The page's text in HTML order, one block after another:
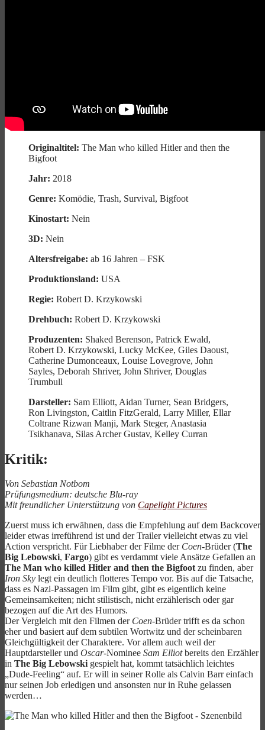
Originaltitel: The Man who killed Hitler and then the
Bigfoot
Jahr: 2018
Genre: Komödie, Trash, Survival, Bigfoot
Kinostart: Nein
3D: Nein
Altersfreigabe: ab 16 Jahren – FSK
Produktionsland: USA
Regie: Robert D. Krzykowski
Drehbuch: Robert D. Krzykowski
Produzenten: Shaked Berenson, Patrick Ewald,
Robert D. Krzykowski, Lucky McKee, Giles Daoust,
Catherine Dumonceaux, Louise Lovegrove, John
Sayles, Deborah Shriver, John Shriver, Douglas
Trumbull
Darsteller: Sam Elliott, Aidan Turner, Sean Bridgers,
Ron Livingston, Caitlin FitzGerald, Larry Miller, Ellar
Coltrane Rizwan Manji, Mark Steger, Anastasia
Tsikhanava, Silas Archer Gustav, Kelley Curran
Kritik:
Von Sebastian Notbom
Prüfungsmedium: deutsche Blu-ray
Mit freundlicher Unterstützung von Capelight Pictures
Zuerst muss ich erwähnen, dass die Empfehlung auf dem Backcover
leider etwas irreführend ist und der Trailer vielleicht etwas zu viel
Action verspricht. Für Liebhaber der Filme der Coen-Brüder (The
Big Lebowski, Fargo) gibt es verdammt viele Ansätze Gefallen an
The Man who killed Hitler and then the Bigfootzu finden, aber
Iron Sky legt ein deutlich flotteres Tempo vor. Bis auf die Tatsache,
dass es Nazi-Passagen im Film gibt, gibt es eigentlich keine
Gemeinsamkeiten; nicht stilistisch, nicht erzählerisch oder gar
bezogen auf die Art des Humors.
Der Vergleich mit den Filmen der Coen-Brüder trifft es da schon
eher und basiert auf dem subtilen Wortwitz und der scheinbaren
Gleichgültigkeit der Charaktere. Vor allem auch weil der
Hauptdarsteller und Oscar-Nominee Sam Elliotbereits den Erzähler
in The Big Lebowskigespielt hat, kommt tatsächlich leichtes
„Dude-Feeling“ auf. Er will in seiner Rolle als Calvin Barr einfach
nur seinen Job erledigen und ansonsten nur in Ruhe gelassen
werden…